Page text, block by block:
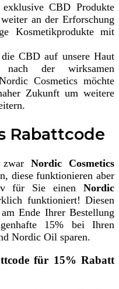
CBD Produkte
an der Erforschung
Kosmetikprodukte mit
CBD auf unsere Haut
der wirksamen
Cosmetics möchte
Zukunft um weitere
Rabattcode
zwar Nordic Cosmetics
diese funktionieren aber
für Sie einen Nordic
funktioniert! Diesen
Ende Ihrer Bestellung
15% bei Ihren
Nordic Oil sparen.
für 15% Rabatt